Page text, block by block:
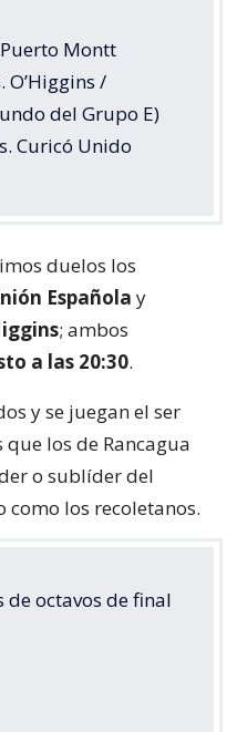
Montt
O’Higgins /
del Grupo E)
Curicó Unido
duelos los
Española y
; ambos
a las 20:30.
y se juegan el ser
los de Rancagua
o sublíder del
los recoletanos.
octavos de final